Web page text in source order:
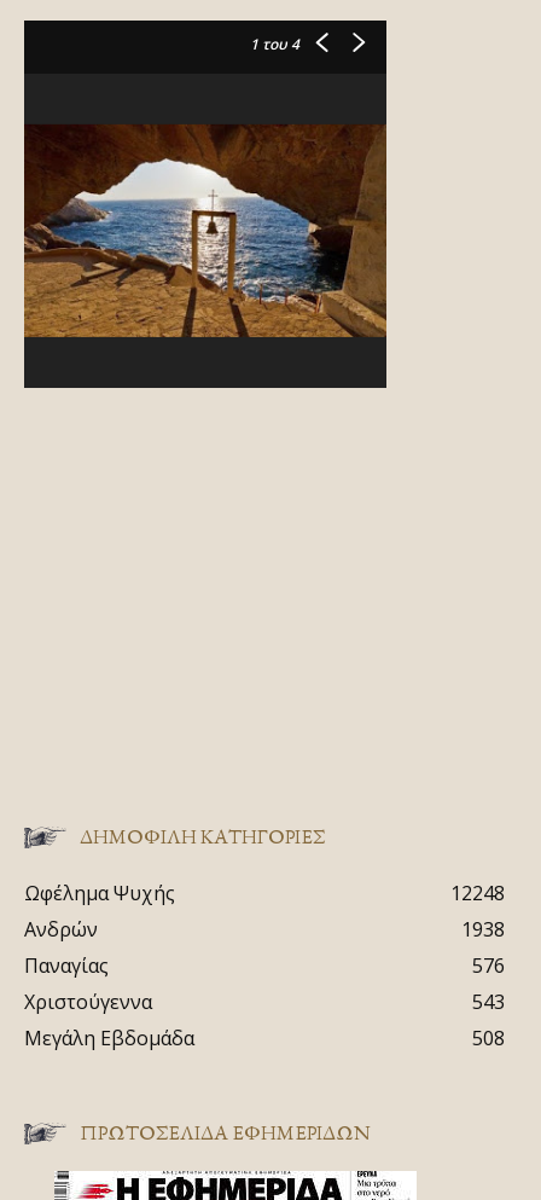
1 του 4
ΔΗΜΟΦΙΛΗ ΚΑΤΗΓΟΡΙΕΣ
Ωφέλημα Ψυχής
12248
Ανδρών
1938
Παναγίας
576
Χριστούγεννα
543
Μεγάλη Εβδομάδα
508
ΠΡΩΤΟΣΈΛΙΔΑ ΕΦΗΜΕΡΊΔΩΝ